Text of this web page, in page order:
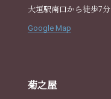
大垣駅南口から徒歩7分
Google Map
菊之屋